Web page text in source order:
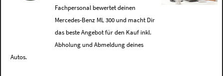
Fachpersonal bewertet deinen
Mercedes-Benz ML 300 und macht Dir
das beste Angebot für den Kauf inkl.
Abholung und Abmeldung deines
Autos.